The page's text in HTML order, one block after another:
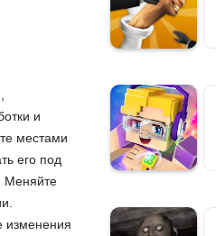
и
местами
его под
Меняйте
изменения